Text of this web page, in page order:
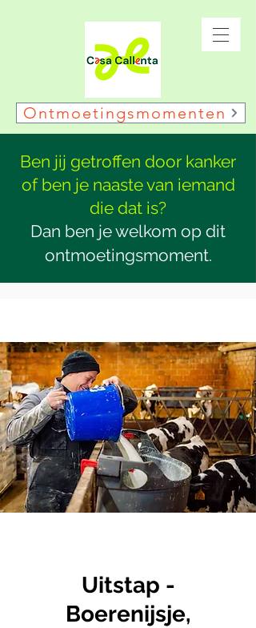
Ontmoetingsmomenten
Ben jij getroffen door kanker
of ben je naaste van iemand
die dat is?
Dan ben je welkom op dit
ontmoetingsmoment.
Uitstap -
Boerenijsje,